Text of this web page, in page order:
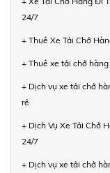
24/7
+ Thuê Xe Tải Chở
+ Thuê xe tải chở
+ Dịch vụ xe tải chở
rẻ
+ Dịch Vụ Xe Tải Chở
24/7
+ Dịch vụ xe tải chở